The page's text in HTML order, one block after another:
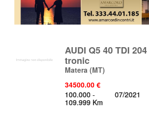
AUDI Q5 40 TDI
tronic
Matera (MT)
34500.00 €
100.000 -
109.999 Km
07/2021